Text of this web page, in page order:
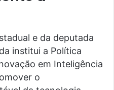
e da deputada
institui a Política
em Inteligência
o